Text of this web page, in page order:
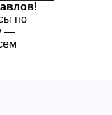
!
по
—